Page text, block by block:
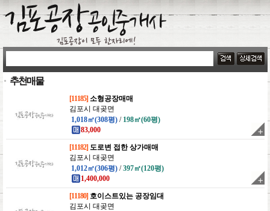
추천매물
[11185] 소형공장매매
김포시 대곶면
1,018㎡(308평) / 198㎡(60평)
83,000
[11182] 도로변 접한 상가매매
김포시 대곶면
1,012㎡(306평) /397㎡(120평)
1,400,000
[11180] 호이스트있는 공장임대
김포시 대곶면